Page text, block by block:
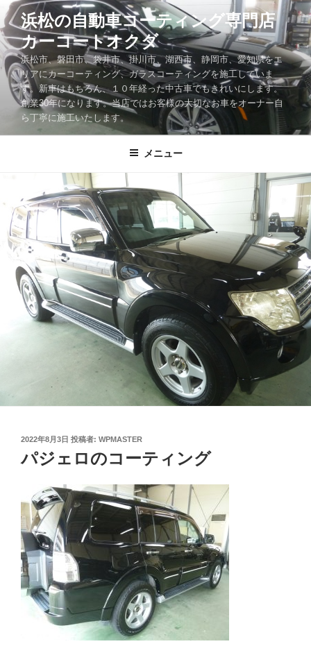
コ
ン
テ
ン
ツ
へ
浜松の自動車コーティング専門店
カーコートオクダ
浜松市、磐田市、袋井市、掛川市、湖西市、静岡市、愛知県をエ
リアにカーコーティング、ガラスコーティングを施工していま
す。新車はもちろん、１０年経った中古車でもきれいにします。
創業30年になります。当店ではお客様の大切なお車をオーナー自
ら丁寧に施工いたします。
メニュー
投
日:
2022年8月3日 投稿者: WPMASTER
パジェロのコーティング